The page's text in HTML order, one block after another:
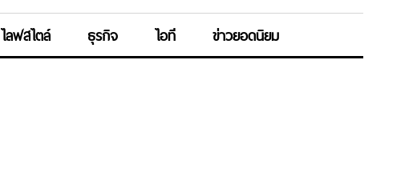
ไลฟสไตล์ ธุรกิจ ไอที ข่าวยอดนิยม